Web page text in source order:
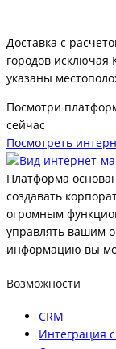
Доставка с
городов исключая
указаны
Посмотри
сейчас
Посмотреть
Платформа
создавать
огромным
управлять вашим
информацию вы
Возможности
CRM
Интеграция